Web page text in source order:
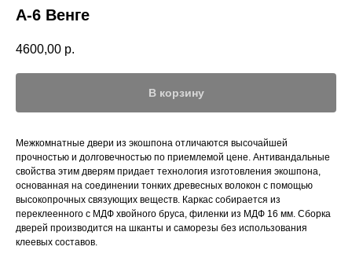
А-6 Венге
4600,00 р.
В корзину
Межкомнатные двери из экошпона отличаются высочайшей
прочностью и долговечностью по приемлемой цене. Антивандальные
свойства этим дверям придает технология изготовления экошпона,
основанная на соединении тонких древесных волокон с помощью
высокопрочных связующих веществ. Каркас собирается из
переклеенного с МДФ хвойного бруса, филенки из МДФ 16 мм. Сборка
дверей производится на шканты и саморезы без использования
клеевых составов.